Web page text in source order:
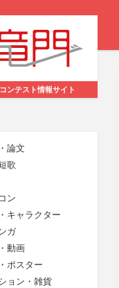
ンテスト情報サイト
論文
歌
ン
キャラクター
ガ
動画
ポスター
ョン・雑貨